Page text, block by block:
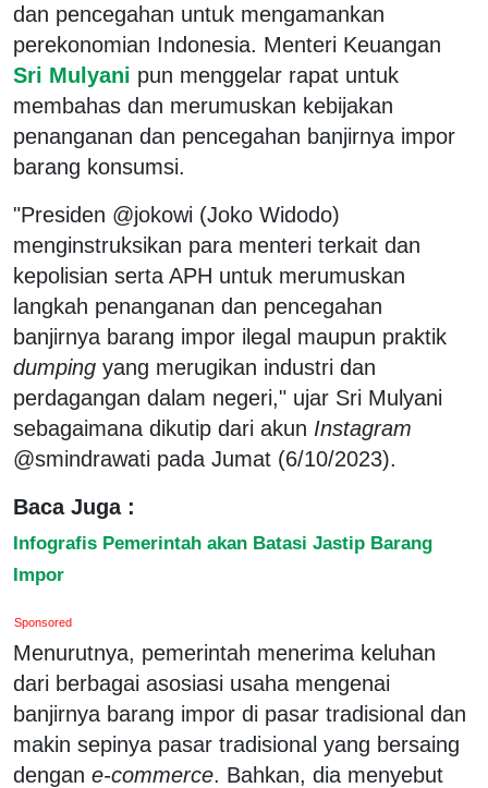
dan pencegahan untuk mengamankan
perekonomian Indonesia. Menteri Keuangan
Sri Mulyani pun menggelar rapat untuk
membahas dan merumuskan kebijakan
penanganan dan pencegahan banjirnya impor
barang konsumsi.
"Presiden @jokowi (Joko Widodo)
menginstruksikan para menteri terkait dan
kepolisian serta APH untuk merumuskan
langkah penanganan dan pencegahan
banjirnya barang impor ilegal maupun praktik
dumping yang merugikan industri dan
perdagangan dalam negeri," ujar Sri Mulyani
sebagaimana dikutip dari akun Instagram
@smindrawati pada Jumat (6/10/2023).
Baca Juga :
Infografis Pemerintah akan Batasi Jastip Barang
Impor
Sponsored
Menurutnya, pemerintah menerima keluhan
dari berbagai asosiasi usaha mengenai
banjirnya barang impor di pasar tradisional dan
makin sepinya pasar tradisional yang bersaing
dengan e-commerce. Bahkan, dia menyebut